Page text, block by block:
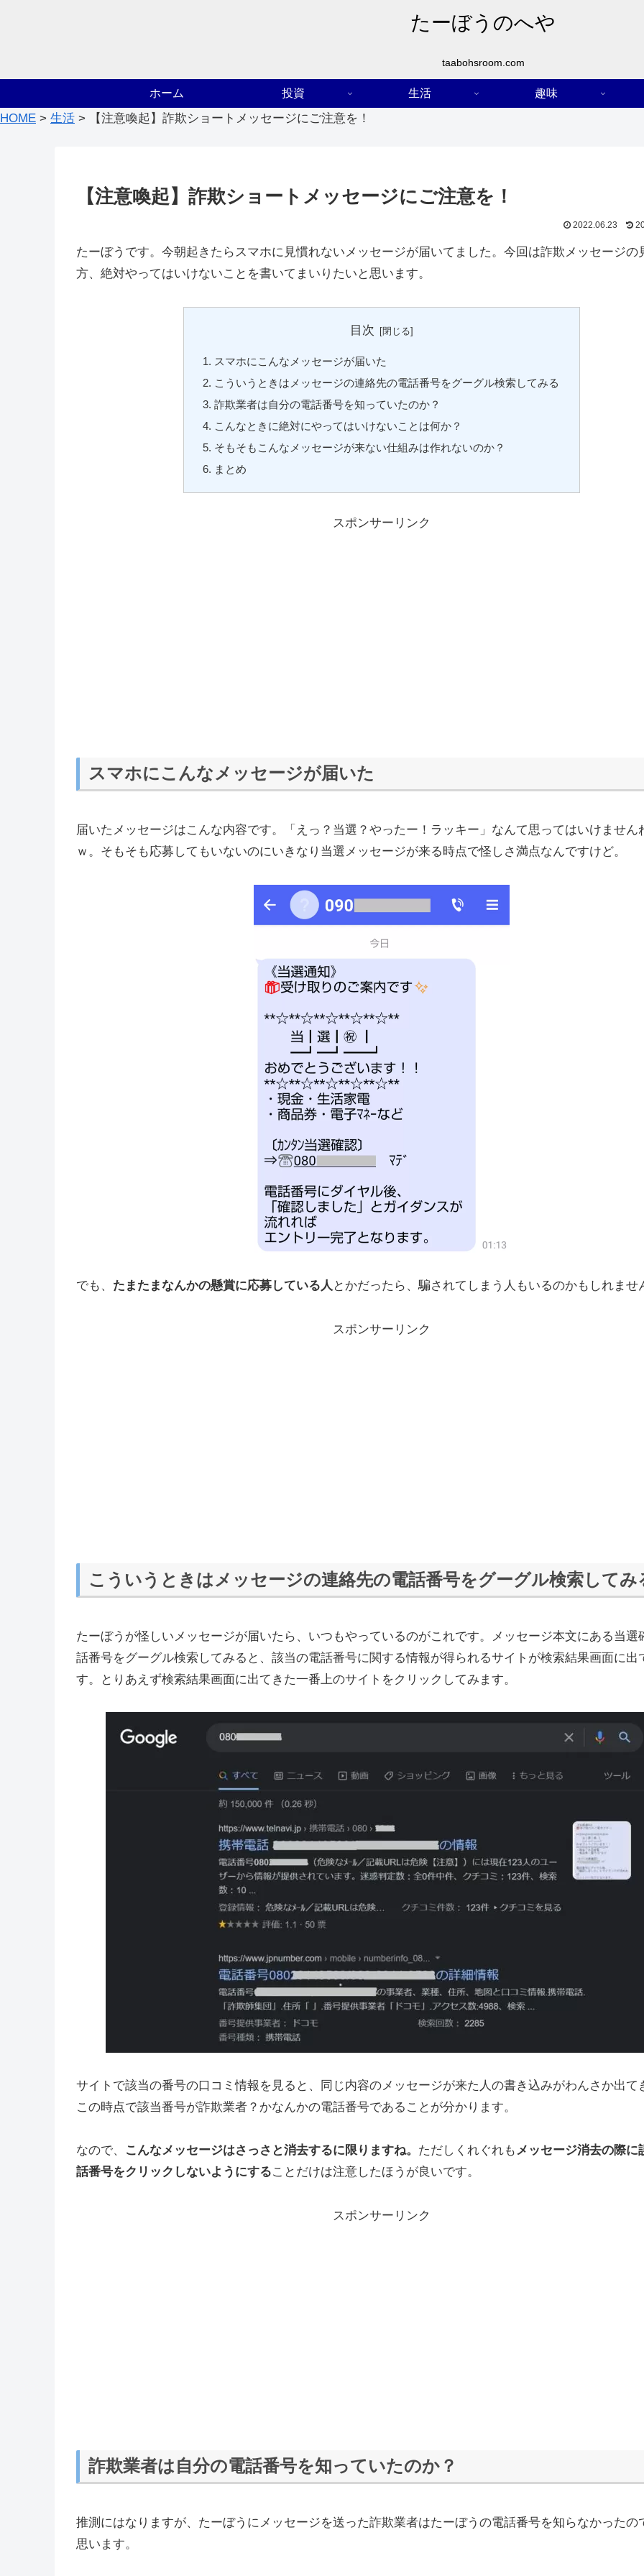
たーぼうのへや
taabohsroom.com
ホーム 投資 生活 趣味
HOME > 生活 > 【注意喚起】詐欺ショートメッセージにご注意を！
【注意喚起】詐欺ショートメッセージにご注意を！
2022.06.23
たーぼうです。今朝起きたらスマホに見慣れないメッセージが届いてました。今回は詐欺メッセージの
方、絶対やってはいけないことを書いてまいりたいと思います。
目次
スマホにこんなメッセージが届いた
こういうときはメッセージの連絡先の電話番号をグーグル検索してみる
詐欺業者は自分の電話番号を知っていたのか？
こんなときに絶対にやってはいけないことは何か？
そもそもこんなメッセージが来ない仕組みは作れないのか？
まとめ
スポンサーリンク
スマホにこんなメッセージが届いた
届いたメッセージはこんな内容です。「えっ？当選？やったー！ラッキー」なんて思ってはいけません
ｗ。そもそも応募してもいないのにいきなり当選メッセージが来る時点で怪しさ満点なんですけど。
でも、 たまたまなんかの懸賞に応募している人 とかだったら、騙されてしまう人もいるのかもしれませ
スポンサーリンク
こういうときはメッセージの連絡先の電話番号をグーグル検索してみ
たーぼうが怪しいメッセージが届いたら、いつもやっているのがこれです。メッセージ本文にある当選
話番号をグーグル検索してみると、該当の電話番号に関する情報が得られるサイトが検索結果画面に出
す。とりあえず検索結果画面に出てきた一番上のサイトをクリックしてみます。
サイトで該当の番号の口コミ情報を見ると、同じ内容のメッセージが来た人の書き込みがわんさか出て
この時点で該当番号が詐欺業者？かなんかの電話番号であることが分かります。
なので、 こんなメッセージはさっさと消去するに限りますね。 ただしくれぐれもメッセージ消去の際に
話番号をクリックしないようにすることだけは注意したほうが良いです。
スポンサーリンク
詐欺業者は自分の電話番号を知っていたのか？
推測にはなりますが、たーぼうにメッセージを送った詐欺業者はたーぼうの電話番号を知らなかったの
思います。